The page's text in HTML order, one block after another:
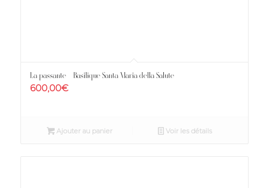
La passante – Basilique Santa Maria della Salute
600,00€
Ajouter au panier Voir les détails